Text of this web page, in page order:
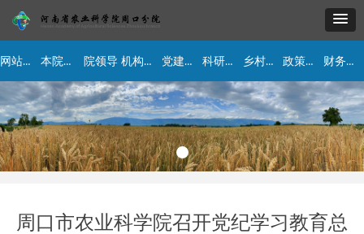
网站首页 本院简介 院领导 机构设置 党建工作 科研工作 乡村振兴 政策法规 财务公开
周口市农业科学院召开党纪学习教育总